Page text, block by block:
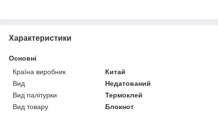
Характеристики
Основні
Країна виробник
Китай
Вид
Недатований
Вид палітурки
Термоклей
Вид товару
Блокнот